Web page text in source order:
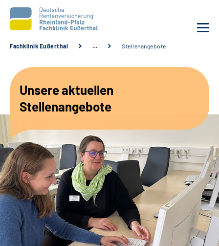
Unsere Angebote
Karriere
Beratungsstellen &
Zuweisende
Suche
Leichte Sprache
Fachklinik Eußerthal … Stellenangebote
Unsere aktuellen
Stellenangebote